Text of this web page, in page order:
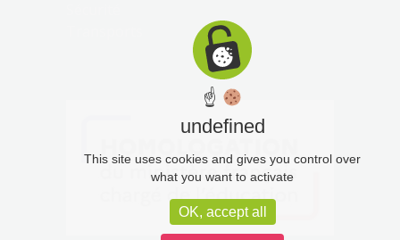
☝
undefined
This site uses cookies and gives you control over
what you want to activate
OK, accept all